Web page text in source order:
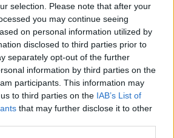
selection. Please note that after your
you may continue seeing
on personal information utilized by
disclosed to third parties prior to
separately opt-out of the further
information by third parties on the
participants. This information may
to third parties on the IAB’s List of
that may further disclose it to other
magánokirat felhasználása miatt emelt
Ügyészség egy zalai fiatal ellen, aki a
hibáját kihasználva meghamisította a
dokumentumát.
csökkent a végzősként